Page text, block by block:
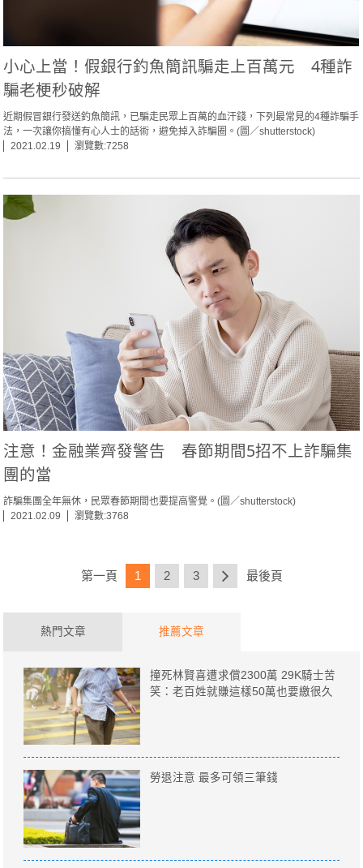
小心上當！假銀行釣魚簡訊騙走上百萬元 4種詐
騙老梗秒破解
近期假冒銀行發送釣魚簡訊，已騙走民眾上百萬的血汗錢，下列最常見的4種詐騙手
法，一次讓你搞懂有心人士的話術，避免掉入詐騙圈。(圖／shutterstock)
2021.02.19
瀏覽數:7258
注意！金融業齊發警告 春節期間5招不上詐騙集
團的當
詐騙集團全年無休，民眾春節期間也要提高警覺。(圖／shutterstock)
2021.02.09
瀏覽數:3768
第一頁 1 2 3 最後頁
熱門文章 推薦文章
撞死林賢喜遭求償2300萬 29K騎士苦
笑：老百姓就賺這樣50萬也要繳很久
勞退注意 最多可領三筆錢